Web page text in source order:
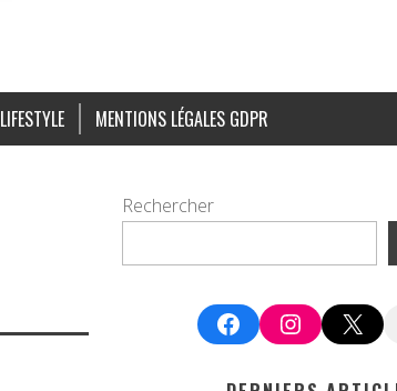
LIFESTYLE MENTIONS LÉGALES GDPR
Rechercher
FacebookInstagram
X